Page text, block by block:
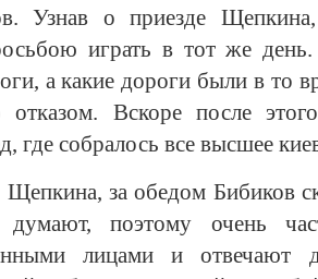
Узнав о приезде
играть в тот же день.
а какие дороги были в то
отказом. Вскоре после
где собралось все высшее
за обедом Бибиков
поэтому очень
лицами и отвечают